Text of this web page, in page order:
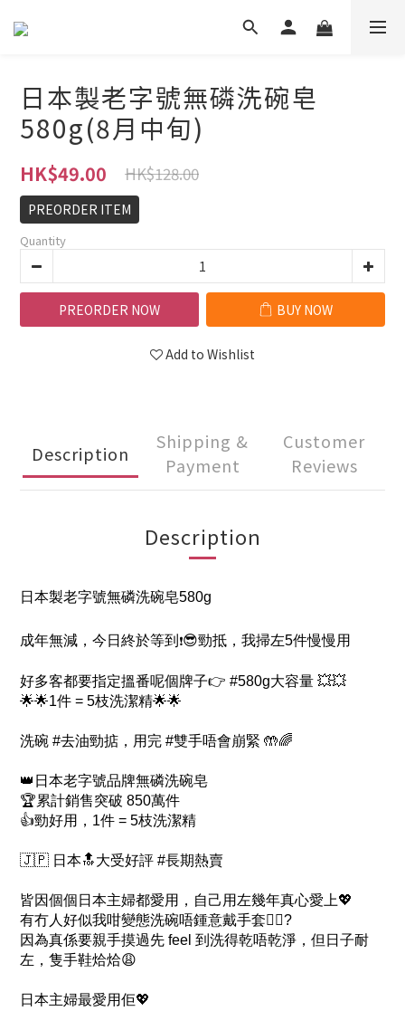
日本製老字號無磷洗碗皂
580g(8月中旬)
HK$49.00 HK$128.00
PREORDER ITEM
Quantity
PREORDER NOW BUY NOW
Add to Wishlist
Description
Shipping &
Payment
Customer
Reviews
Description
日本製老字號無磷洗碗皂580g
成年無減，今日終於等到 ❗😎勁抵，我掃左5件慢慢用
好多客都要指定搵番呢個牌子👉 #580g大容量 💥💥
🌟🌟1件 = 5枝洗潔精🌟🌟
洗碗 #去油勁掂，用完 #雙手唔會崩緊 🤲🌈
👑日本老字號品牌無磷洗碗皂
🏆累計銷售突破 850萬件
👍勁好用，1件 = 5枝洗潔精
🇯🇵 日本🔝大受好評 #長期熱賣
皆因個個日本主婦都愛用，自己用左幾年真心愛上💖
有冇人好似我咁變態洗碗唔鍾意戴手套🙋‍♀?
因為真係要親手摸過先 feel 到洗得乾唔乾淨，但日子耐
左，隻手鞋烚烚😩
日本主婦最愛用佢💖